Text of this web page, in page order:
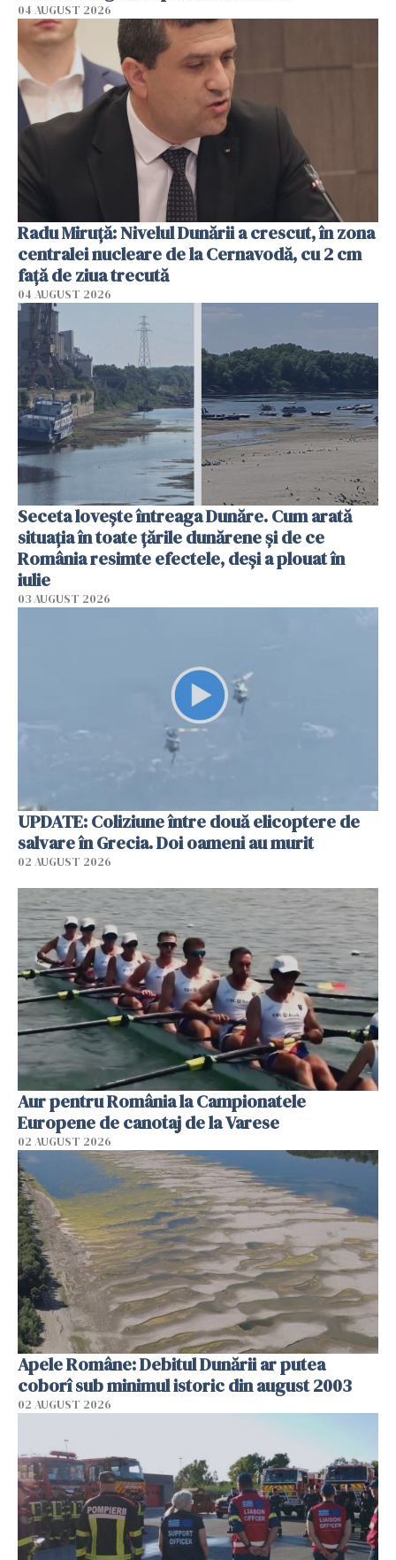
04 AUGUST 2026
Radu Miruţă: Nivelul Dunării a crescut, în zona
centralei nucleare de la Cernavodă, cu 2 cm
faţă de ziua trecută
04 AUGUST 2026
Seceta lovește întreaga Dunăre. Cum arată
situația în toate țările dunărene și de ce
România resimte efectele, deși a plouat în
iulie
03 AUGUST 2026
UPDATE: Coliziune între două elicoptere de
salvare în Grecia. Doi oameni au murit
02 AUGUST 2026
Aur pentru România la Campionatele
Europene de canotaj de la Varese
02 AUGUST 2026
Apele Române: Debitul Dunării ar putea
coborî sub minimul istoric din august 2003
02 AUGUST 2026